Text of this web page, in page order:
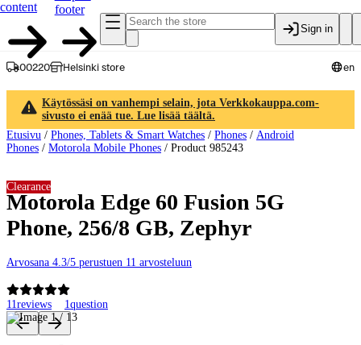
content
footer
Sign in
00220 Helsinki store en
Käytössäsi on vanhempi selain, jota Verkkokauppa.com-
sivusto ei enää tue. Lue lisää täältä.
Etusivu / Phones, Tablets & Smart Watches / Phones / Android
Phones / Motorola Mobile Phones / Product 985243
Motorola Edge 60 Fusion 5G
Phone, 256/8 GB, Zephyr
Arvosana 4.3/5 perustuen 11 arvosteluun
11reviews 1question
Clearance
Product images and videos